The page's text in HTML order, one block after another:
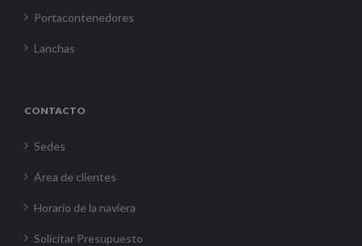
Portacontenedores
Lanchas
CONTACTO
Sedes
Área de clientes
Horario de la naviera
Solicitar Presupuesto